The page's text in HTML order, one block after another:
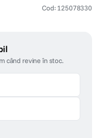
Cod: 125078330
când revine în stoc.